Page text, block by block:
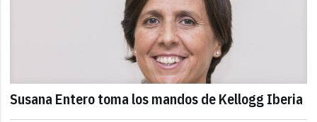
Susana Entero toma los mandos de Kellogg Iberia